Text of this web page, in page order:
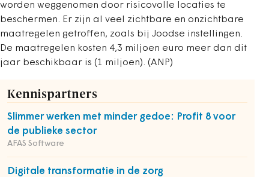
worden weggenomen door risicovolle locaties te
beschermen. Er zijn al veel zichtbare en onzichtbare
maatregelen getroffen, zoals bij Joodse instellingen.
De maatregelen kosten 4,3 miljoen euro meer dan dit
jaar beschikbaar is (1 miljoen). (ANP)
Kennispartners
Slimmer werken met minder gedoe: Profit 8 voor
de publieke sector
AFAS Software
Digitale transformatie in de zorg